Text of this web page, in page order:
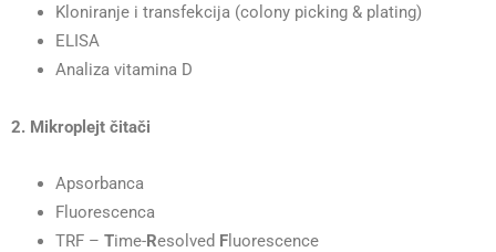
Kloniranje i transfekcija (colony picking & plating)
ELISA
Analiza vitamina D
2. Mikroplejt čitači
Apsorbanca
Fluorescenca
TRF – Time-Resolved F luorescence